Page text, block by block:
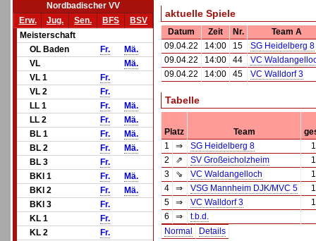
Nordbadischer VV
Erw.
Jug. Sen. BFS
BSV
Meisterschaft
OL Baden
Fr.
Mä.
VL
Mä.
VL 1
Fr.
VL 2
Fr.
LL 1
Fr.
Mä.
LL 2
Fr.
Mä.
BL 1
Fr.
Mä.
BL 2
Fr.
Mä.
BL 3
Fr.
BKl 1
Fr.
Mä.
BKl 2
Fr.
Mä.
BKl 3
Fr.
KL 1
Fr.
KL 2
Fr.
aktuelle Spiele
Datum Zeit Nr.
Team A
09.04.22
14:00 15
SG Heidelberg 8
09.04.22
14:00 44
VC
09.04.22
14:00 45 VC Walldorf 3
Tabelle
Platz Team
1
⇒ SG Heidelberg 8
2
⇗ SV Großeicholzheim
3
⇘ VC Waldangelloch
4
⇒ VSG Mannheim DJK/MVC 5
5
⇒ VC Walldorf 3
6
⇒
t.b.d.
Normal
Details